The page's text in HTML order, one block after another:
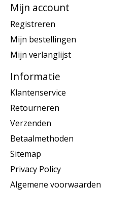
Mijn account
Registreren
Mijn bestellingen
Mijn verlanglijst
Informatie
Klantenservice
Retourneren
Verzenden
Betaalmethoden
Sitemap
Privacy Policy
Algemene voorwaarden